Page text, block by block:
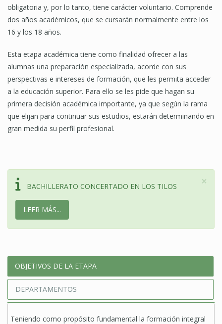
obligatoria y, por lo tanto, tiene carácter voluntario. Comprende
dos años académicos, que se cursarán normalmente entre los
16 y los 18 años.
Esta etapa académica tiene como finalidad ofrecer a las
alumnas una preparación especializada, acorde con sus
perspectivas e intereses de formación, que les permita acceder
a la educación superior. Para ello se les pide que hagan su
primera decisión académica importante, ya que según la rama
que elijan para continuar sus estudios, estarán determinando en
gran medida su perfil profesional.
×
BACHILLERATO CONCERTADO EN LOS TILOS
LEER MÁS...
OBJETIVOS DE LA ETAPA
DEPARTAMENTOS
Teniendo como propósito fundamental la formación integral